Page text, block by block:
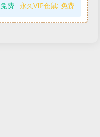
免费 永久VIP仓鼠: 免费